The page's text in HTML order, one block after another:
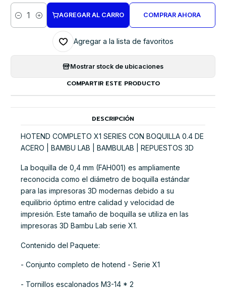
Cantidad
AGREGAR AL CARRO COMPRAR AHORA
Agregar a la lista de favoritos
Mostrar stock de ubicaciones
COMPARTIR ESTE PRODUCTO
DESCRIPCIÓN
HOTEND COMPLETO X1 SERIES CON BOQUILLA 0.4 DE
ACERO | BAMBU LAB | BAMBULAB | REPUESTOS 3D
La boquilla de 0,4 mm (FAH001) es ampliamente
reconocida como el diámetro de boquilla estándar
para las impresoras 3D modernas debido a su
equilibrio óptimo entre calidad y velocidad de
impresión. Este tamaño de boquilla se utiliza en las
impresoras 3D Bambu Lab serie X1.
Contenido del Paquete:
- Conjunto completo de hotend - Serie X1
- Tornillos escalonados M3-14 * 2